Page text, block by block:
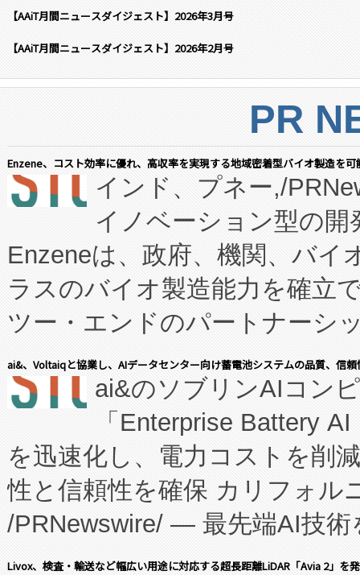
【AAiT月間ニュースダイジェスト】2026年3月号
【AAiT月間ニュースダイジェスト】2026年2月号
PR
Enzene、コスト効率に優れ、高収率を実現する地域密着型バイオ製造を
インド、プネー,/
イノベーション型の
Enzeneは、政府、機関、バイ
ラスのバイオ製造能力を確立
ツー・エンドのパートナーシ
表しました。 同社の実績ある
manufacturing™ (FCCM™) プ
たNeXは、バイオ医薬品製造
従来のフェッドバッチ施設の
に、患者やサプライチェーン
キー方式で拡張性が高く、持
す。FCCM‑を活用した現地生
ai&、Voltaiqと協業し、AIデータセンター向け蓄電池システムの品質、信
ai&のソブリンAIコン
「Enterprise Battery
を迅速化し、電力コストを削
性と信頼性を確保 カリフォル
/PRNewswire/ — 最先端AI技術
会社エーアイ・アンド：本社
Livox、検査・輸送など幅広い用途に対応する超長距離LiDAR「Avia 2」を